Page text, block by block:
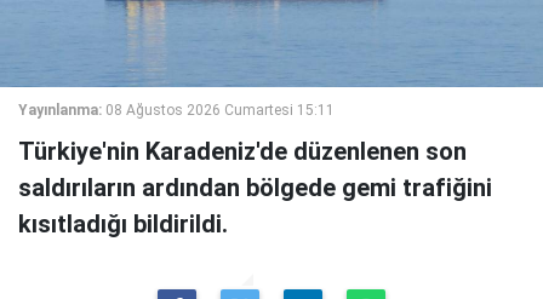
Yayınlanma: 08 Ağustos 2026 Cumartesi 15:11
Türkiye'nin Karadeniz'de düzenlenen son
saldırıların ardından bölgede gemi trafiğini
kısıtladığı bildirildi.